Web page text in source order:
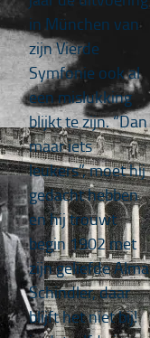
in München van
zijn Vierde
Symfonie ook al
een mislukking
blijkt te zijn. “Dan
maar iets
leukers”, moet hij
gedacht hebben
en hij trouwt
begin 1902 met
zijn geliefde Alma
Schindler, daar
blijft het niet bij!